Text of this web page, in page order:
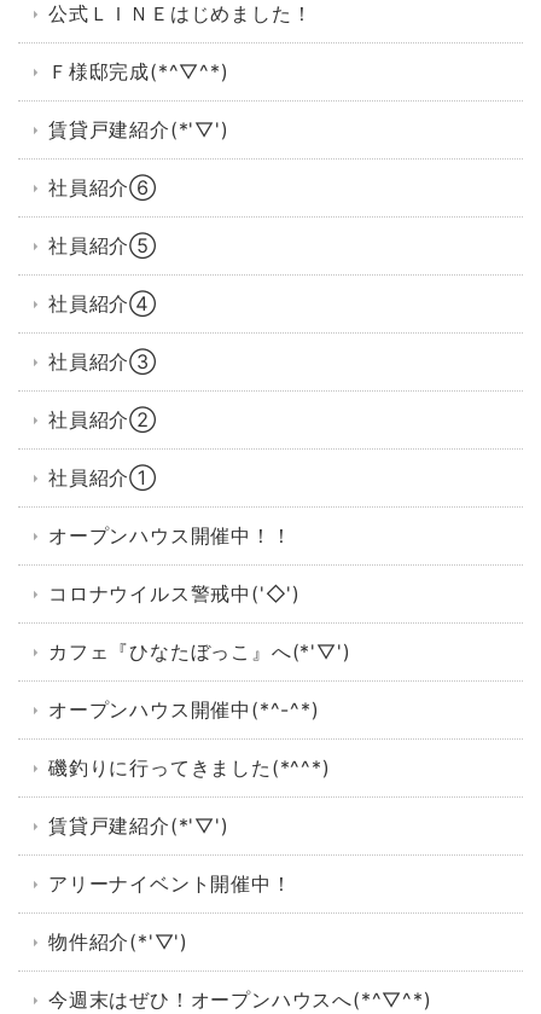
公式ＬＩＮＥはじめました！
Ｆ様邸完成(*^▽^*)
賃貸戸建紹介(*'▽')
社員紹介⑥
社員紹介⑤
社員紹介④
社員紹介③
社員紹介②
社員紹介①
オープンハウス開催中！！
コロナウイルス警戒中('◇')ゞ
カフェ『ひなたぼっこ』へ(*'▽')
オープンハウス開催中(*^-^*)
磯釣りに行ってきました(*^^*)
賃貸戸建紹介(*'▽')
アリーナイベント開催中！
物件紹介(*'▽')
今週末はぜひ！オープンハウスへ(*^▽^*)